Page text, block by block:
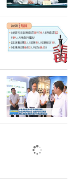
管理，以限
医疗技术为
事中事后监
动计划”，
、老年护
新模式，满
建设，提
医院特需